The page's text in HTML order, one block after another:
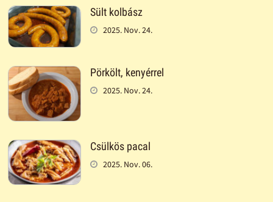
Sült kolbász
2025. Nov. 24.
Pörkölt, kenyérrel
2025. Nov. 24.
Csülkös pacal
2025. Nov. 06.